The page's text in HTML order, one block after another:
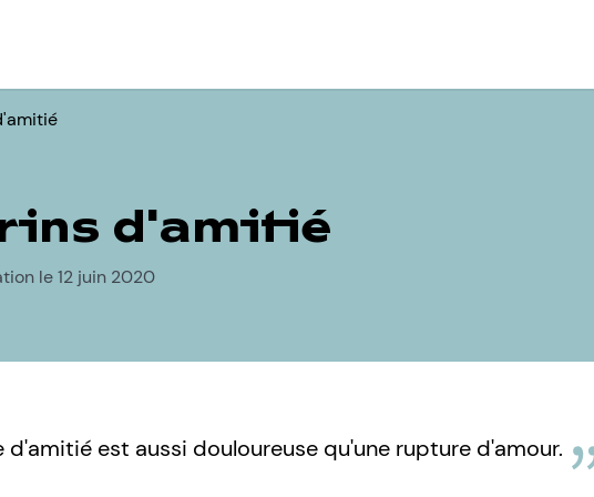
d'amitié
le 12 juin 2020
d'amitié est aussi douloureuse qu'une rupture d'amour.